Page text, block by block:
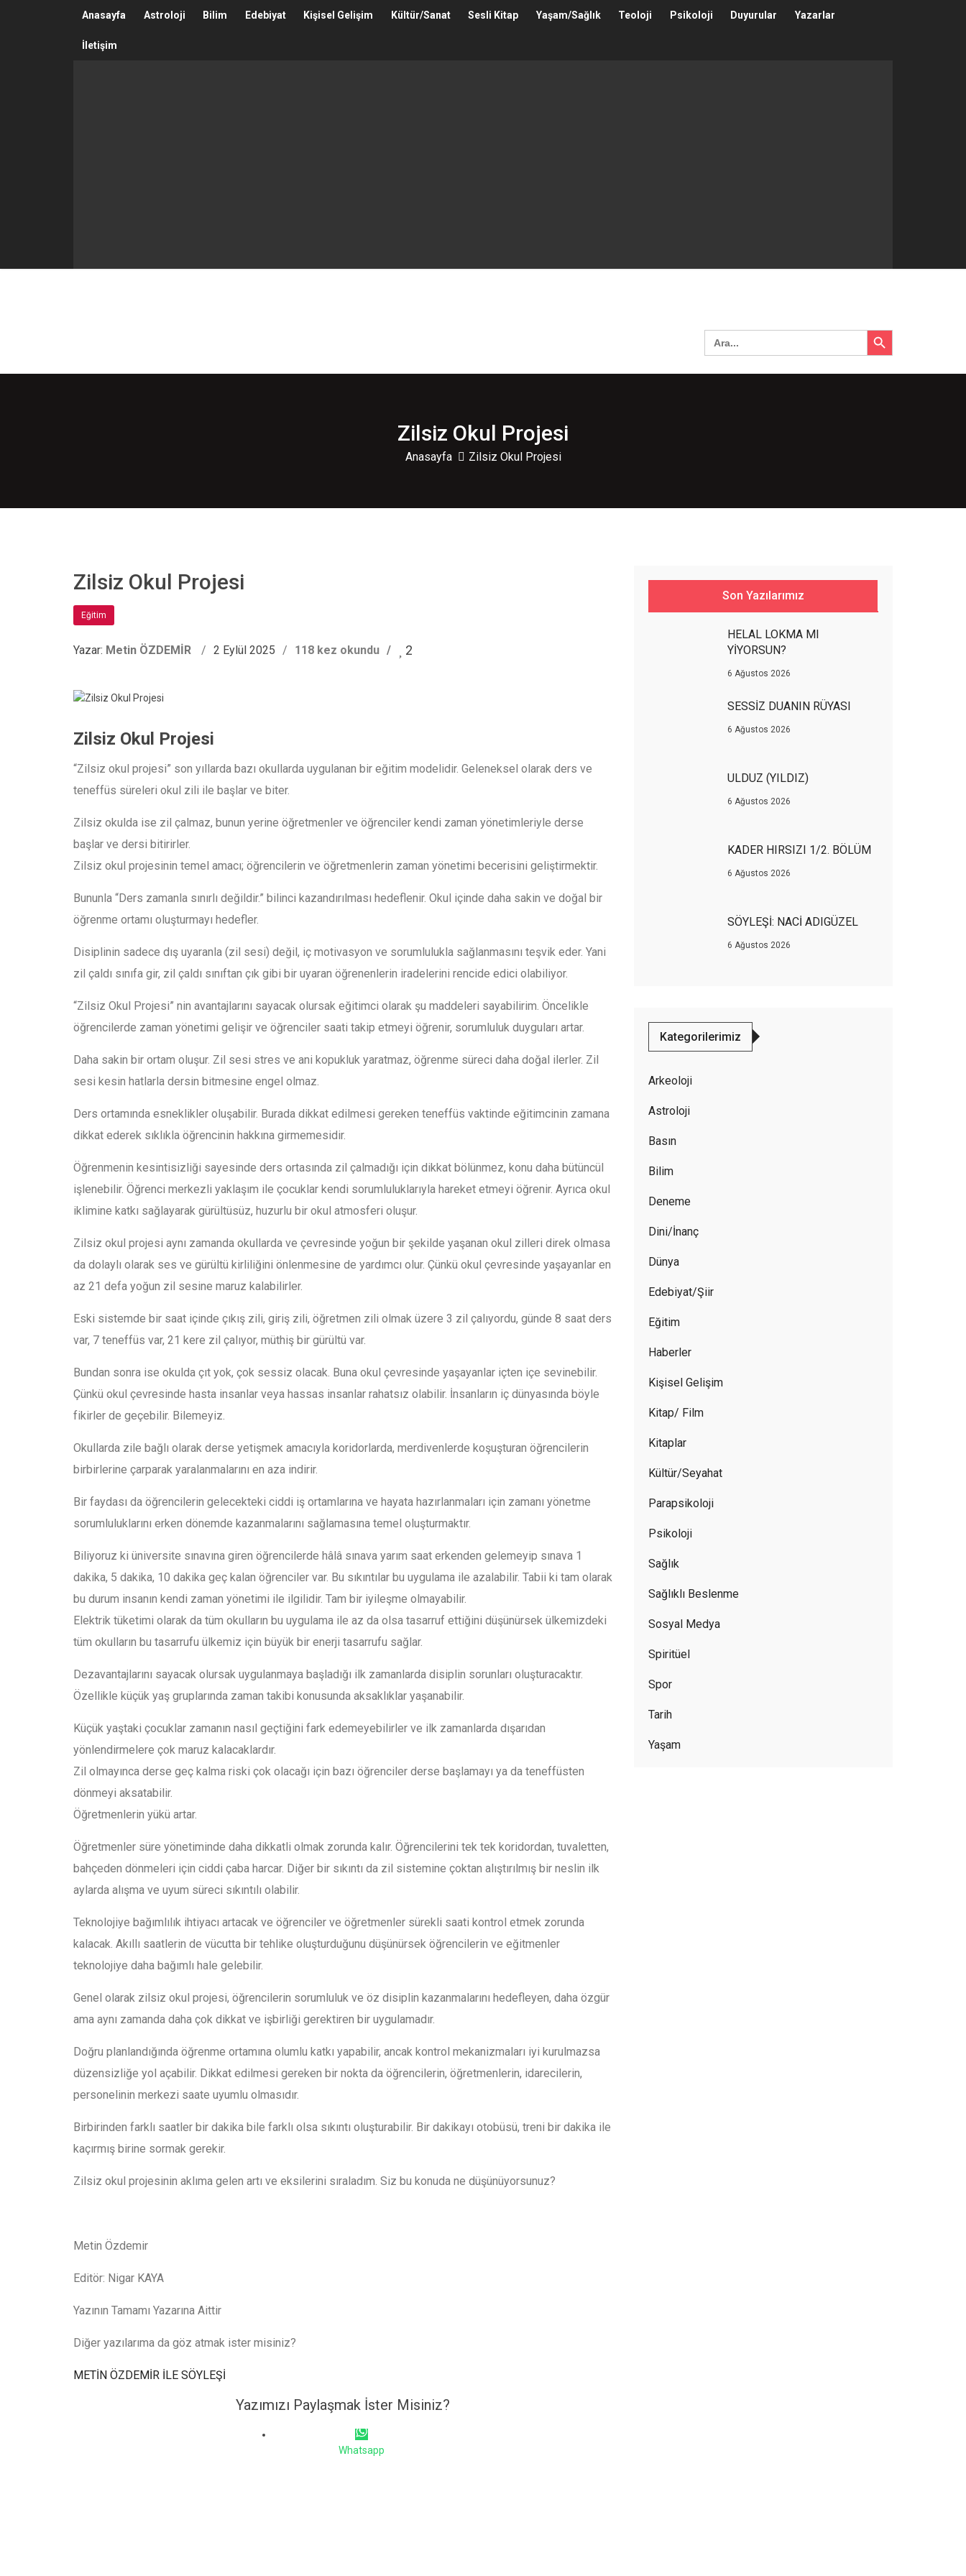
Anasayfa Astroloji Bilim Edebiyat Kişisel Gelişim Kültür/Sanat Sesli Kitap Yaşam/Sağlık Teoloji Psikoloji Duyurular Yazarlar
İletişim
Search
for:
Search Button
Zilsiz Okul Projesi
Anasayfa Zilsiz Okul Projesi
Zilsiz Okul Projesi
Eğitim
Yazar: Metin ÖZDEMİR 2 Eylül 2025 118 kez okundu 2
Zilsiz Okul Projesi
“Zilsiz okul projesi” son yıllarda bazı okullarda uygulanan bir eğitim modelidir. Geleneksel olarak ders ve
teneffüs süreleri okul zili ile başlar ve biter.
Zilsiz okulda ise zil çalmaz, bunun yerine öğretmenler ve öğrenciler kendi zaman yönetimleriyle derse
başlar ve dersi bitirirler.
Zilsiz okul projesinin temel amacı; öğrencilerin ve öğretmenlerin zaman yönetimi becerisini geliştirmektir.
Bununla “Ders zamanla sınırlı değildir.” bilinci kazandırılması hedeflenir. Okul içinde daha sakin ve doğal bir
öğrenme ortamı oluşturmayı hedefler.
Disiplinin sadece dış uyaranla (zil sesi) değil, iç motivasyon ve sorumlulukla sağlanmasını teşvik eder. Yani
zil çaldı sınıfa gir, zil çaldı sınıftan çık gibi bir uyaran öğrenenlerin iradelerini rencide edici olabiliyor.
“Zilsiz Okul Projesi” nin avantajlarını sayacak olursak eğitimci olarak şu maddeleri sayabilirim. Öncelikle
öğrencilerde zaman yönetimi gelişir ve öğrenciler saati takip etmeyi öğrenir, sorumluluk duyguları artar.
Daha sakin bir ortam oluşur. Zil sesi stres ve ani kopukluk yaratmaz, öğrenme süreci daha doğal ilerler. Zil
sesi kesin hatlarla dersin bitmesine engel olmaz.
Ders ortamında esneklikler oluşabilir. Burada dikkat edilmesi gereken teneffüs vaktinde eğitimcinin zamana
dikkat ederek sıklıkla öğrencinin hakkına girmemesidir.
Öğrenmenin kesintisizliği sayesinde ders ortasında zil çalmadığı için dikkat bölünmez, konu daha bütüncül
işlenebilir. Öğrenci merkezli yaklaşım ile çocuklar kendi sorumluluklarıyla hareket etmeyi öğrenir. Ayrıca okul
iklimine katkı sağlayarak gürültüsüz, huzurlu bir okul atmosferi oluşur.
Zilsiz okul projesi aynı zamanda okullarda ve çevresinde yoğun bir şekilde yaşanan okul zilleri direk olmasa
da dolaylı olarak ses ve gürültü kirliliğini önlenmesine de yardımcı olur. Çünkü okul çevresinde yaşayanlar en
az 21 defa yoğun zil sesine maruz kalabilirler.
Eski sistemde bir saat içinde çıkış zili, giriş zili, öğretmen zili olmak üzere 3 zil çalıyordu, günde 8 saat ders
var, 7 teneffüs var, 21 kere zil çalıyor, müthiş bir gürültü var.
Bundan sonra ise okulda çıt yok, çok sessiz olacak. Buna okul çevresinde yaşayanlar içten içe sevinebilir.
Çünkü okul çevresinde hasta insanlar veya hassas insanlar rahatsız olabilir. İnsanların iç dünyasında böyle
fikirler de geçebilir. Bilemeyiz.
Okullarda zile bağlı olarak derse yetişmek amacıyla koridorlarda, merdivenlerde koşuşturan öğrencilerin
birbirlerine çarparak yaralanmalarını en aza indirir.
Bir faydası da öğrencilerin gelecekteki ciddi iş ortamlarına ve hayata hazırlanmaları için zamanı yönetme
sorumluluklarını erken dönemde kazanmalarını sağlamasına temel oluşturmaktır.
Biliyoruz ki üniversite sınavına giren öğrencilerde hâlâ sınava yarım saat erkenden gelemeyip sınava 1
dakika, 5 dakika, 10 dakika geç kalan öğrenciler var. Bu sıkıntılar bu uygulama ile azalabilir. Tabii ki tam olarak
bu durum insanın kendi zaman yönetimi ile ilgilidir. Tam bir iyileşme olmayabilir.
Elektrik tüketimi olarak da tüm okulların bu uygulama ile az da olsa tasarruf ettiğini düşünürsek ülkemizdeki
tüm okulların bu tasarrufu ülkemiz için büyük bir enerji tasarrufu sağlar.
Dezavantajlarını sayacak olursak uygulanmaya başladığı ilk zamanlarda disiplin sorunları oluşturacaktır.
Özellikle küçük yaş gruplarında zaman takibi konusunda aksaklıklar yaşanabilir.
Küçük yaştaki çocuklar zamanın nasıl geçtiğini fark edemeyebilirler ve ilk zamanlarda dışarıdan
yönlendirmelere çok maruz kalacaklardır.
Zil olmayınca derse geç kalma riski çok olacağı için bazı öğrenciler derse başlamayı ya da teneffüsten
dönmeyi aksatabilir.
Öğretmenlerin yükü artar.
Öğretmenler süre yönetiminde daha dikkatli olmak zorunda kalır. Öğrencilerini tek tek koridordan, tuvaletten,
bahçeden dönmeleri için ciddi çaba harcar. Diğer bir sıkıntı da zil sistemine çoktan alıştırılmış bir neslin ilk
aylarda alışma ve uyum süreci sıkıntılı olabilir.
Teknolojiye bağımlılık ihtiyacı artacak ve öğrenciler ve öğretmenler sürekli saati kontrol etmek zorunda
kalacak. Akıllı saatlerin de vücutta bir tehlike oluşturduğunu düşünürsek öğrencilerin ve eğitmenler
teknolojiye daha bağımlı hale gelebilir.
Genel olarak zilsiz okul projesi, öğrencilerin sorumluluk ve öz disiplin kazanmalarını hedefleyen, daha özgür
ama aynı zamanda daha çok dikkat ve işbirliği gerektiren bir uygulamadır.
Doğru planlandığında öğrenme ortamına olumlu katkı yapabilir, ancak kontrol mekanizmaları iyi kurulmazsa
düzensizliğe yol açabilir. Dikkat edilmesi gereken bir nokta da öğrencilerin, öğretmenlerin, idarecilerin,
personelinin merkezi saate uyumlu olmasıdır.
Birbirinden farklı saatler bir dakika bile farklı olsa sıkıntı oluşturabilir. Bir dakikayı otobüsü, treni bir dakika ile
kaçırmış birine sormak gerekir.
Zilsiz okul projesinin aklıma gelen artı ve eksilerini sıraladım. Siz bu konuda ne düşünüyorsunuz?
Metin Özdemir
Editör: Nigar KAYA
Yazının Tamamı Yazarına Aittir
Diğer yazılarıma da göz atmak ister misiniz?
METİN ÖZDEMİR İLE SÖYLEŞİ
Yazımızı Paylaşmak İster Misiniz?
Whatsapp
Son Yazılarımız
HELAL LOKMA MI
YİYORSUN?
6 Ağustos 2026
SESSİZ DUANIN RÜYASI
6 Ağustos 2026
ULDUZ (YILDIZ)
6 Ağustos 2026
KADER HIRSIZI 1/2. BÖLÜM
6 Ağustos 2026
SÖYLEŞİ: NACİ ADIGÜZEL
6 Ağustos 2026
Kategorilerimiz
Arkeoloji
Astroloji
Basın
Bilim
Deneme
Dini/İnanç
Dünya
Edebiyat/Şiir
Eğitim
Haberler
Kişisel Gelişim
Kitap/ Film
Kitaplar
Kültür/Seyahat
Parapsikoloji
Psikoloji
Sağlık
Sağlıklı Beslenme
Sosyal Medya
Spiritüel
Spor
Tarih
Yaşam